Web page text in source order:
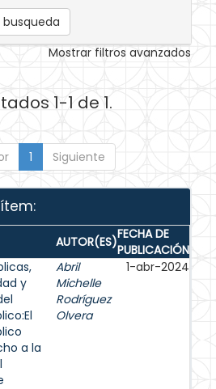
Mostrar filtros avanzados
1-1 de 1.
1 Siguiente
AUTOR(ES)FECHA DE
PUBLICACIÓN
y
a la
Abril
Michelle
Rodríguez
Olvera
1-abr-2024